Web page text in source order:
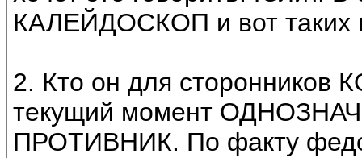
КАЛЕЙДОСКОП и вот таких
2. Кто он для сторонников
текущий момент
ПРОТИВНИК. По факту